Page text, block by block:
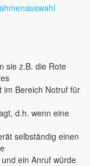
sie z.B. die Rote
im Bereich Notruf für
d.h. wenn eine
selbständig einen
ein Anruf würde